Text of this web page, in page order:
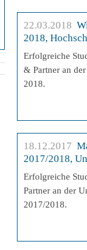
13 14 15
22.03.2018
2018,
Erfolgreiche
& Partner an
2018.
18.12.2017
2017/2018,
Erfolgreiche
Partner an der
2017/2018.